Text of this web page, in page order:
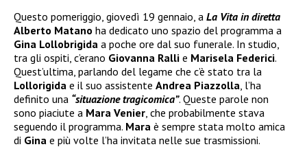
Questo pomeriggio, giovedì 19 gennaio, a La Vita in diretta
Alberto Matano ha dedicato uno spazio del programma a
Gina Lollobrigida a poche ore dal suo funerale. In studio,
tra gli ospiti, c’erano Giovanna Ralli e Marisela Federici.
Quest’ultima, parlando del legame che c’è stato tra la
Lollorigida e il suo assistente Andrea Piazzolla, l’ha
definito una “situazione tragicomica”. Queste parole non
sono piaciute a Mara Venier, che probabilmente stava
seguendo il programma. Mara è sempre stata molto amica
di Gina e più volte l’ha invitata nelle sue trasmissioni.